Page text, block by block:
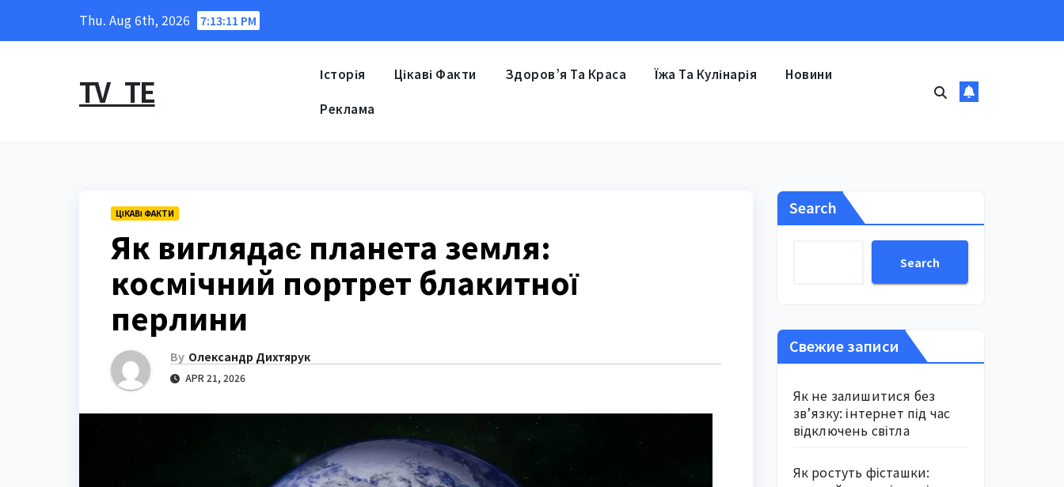
Thu. Aug 6th, 2026 7:13:12 PM
TV_TE Історія Цікаві Факти Здоров’я Та Краса Їжа Та Кулінарія Новини
Реклама
ЦІКАВІ ФАКТИ
Як виглядає планета земля:
космічний портрет блакитної
перлини
By Олександр Дихтярук
APR 21, 2026
Search
Search
Свежие записи
Як не залишитися без
зв’язку: інтернет під час
відключень світла
Як ростуть фісташки: